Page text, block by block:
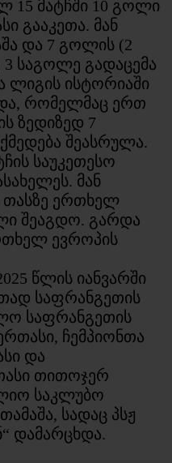
15 მატჩში 10 გოლი
გააკეთა. მან
და 7 გოლის (2
საგოლე გადაცემა
ლიგის ისტორიაში
რომელმაც ერთ
ზედიზედ 7
შეასრულა.
საუკეთესო
მან
თასზე ერთხელ
შეაგდო. გარდა
ევროპის
წლის იანვარში
საფრანგეთის
საფრანგეთის
ჩემპიონთა
და
თითოჯერ
საკლუბო
სადაც პსჟ
დამარცხდა.